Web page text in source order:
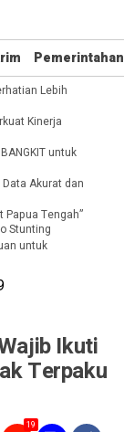
Pemerintahan
Lebih
Kinerja
untuk
Akurat dan
Papua Tengah”
Stunting
untuk
Ikuti
Terpaku
19